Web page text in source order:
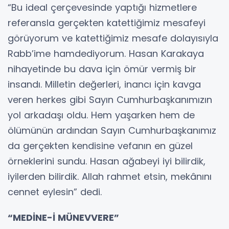
“Bu ideal çerçevesinde yaptığı hizmetlere
referansla gerçekten katettiğimiz mesafeyi
görüyorum ve katettiğimiz mesafe dolayısıyla
Rabb’ime hamdediyorum. Hasan Karakaya
nihayetinde bu dava için ömür vermiş bir
insandı. Milletin değerleri, inancı için kavga
veren herkes gibi Sayın Cumhurbaşkanımızın
yol arkadaşı oldu. Hem yaşarken hem de
ölümünün ardından Sayın Cumhurbaşkanımız
da gerçekten kendisine vefanın en güzel
örneklerini sundu. Hasan ağabeyi iyi bilirdik,
iyilerden bilirdik. Allah rahmet etsin, mekânını
cennet eylesin” dedi.
“MEDİNE-İ MÜNEVVERE”